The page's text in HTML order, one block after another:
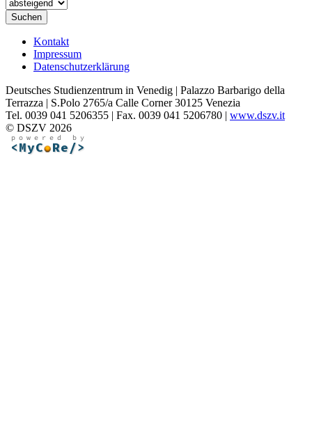
Suchen
Kontakt
Impressum
Datenschutzerklärung
Deutsches Studienzentrum in Venedig | Palazzo Barbarigo della
Terrazza | S.Polo 2765/a Calle Corner 30125 Venezia
Tel. 0039 041 5206355 | Fax. 0039 041 5206780 | www.dszv.it
© DSZV 2026